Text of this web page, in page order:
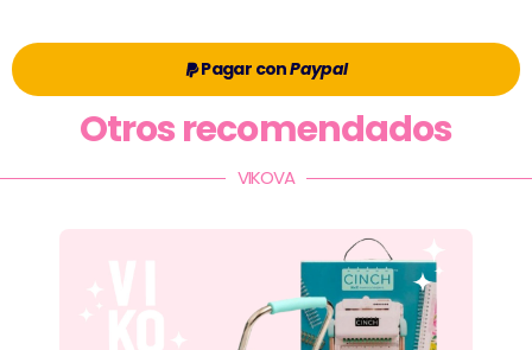
Pagar conPaypal
Otros recomendados
VIKOVA